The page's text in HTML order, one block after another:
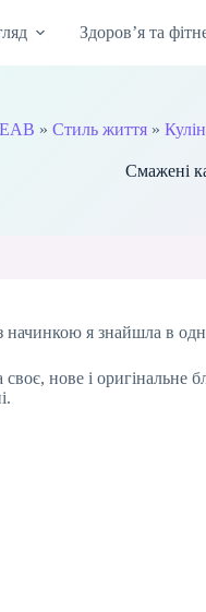
Здоров’я та
EAB » Стиль життя»
Смажені
я знайшла в
своє, нове і